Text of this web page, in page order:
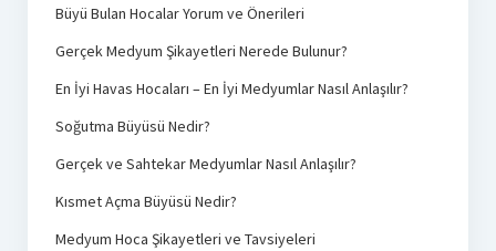
Büyü Bulan Hocalar Yorum ve Önerileri
Gerçek Medyum Şikayetleri Nerede Bulunur?
En İyi Havas Hocaları – En İyi Medyumlar Nasıl Anlaşılır?
Soğutma Büyüsü Nedir?
Gerçek ve Sahtekar Medyumlar Nasıl Anlaşılır?
Kısmet Açma Büyüsü Nedir?
Medyum Hoca Şikayetleri ve Tavsiyeleri